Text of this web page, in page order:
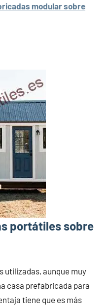
modular sobre
portátiles sobre
utilizadas, aunque muy
casa prefabricada para
tiene que es más